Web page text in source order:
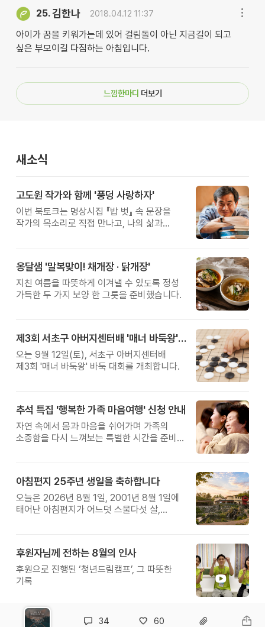
25.김한나 2018.04.12 11:37
아이가 꿈을 키워가는데 있어 걸림돌이 아닌 지금길이 되고
싶은 부모이길 다짐하는 아침입니다.
느낌한마디 더보기
새소식
고도원 작가와 함께 '풍덩 사랑하자'
이번 북토크는 명상시집 『밥 벗』 속 문장을
작가의 목소리로 직접 만나고, 나의 삶과
옹달샘 '말복맞이! 채개장 · 닭개장'
지친 여름을 따뜻하게 이겨낼 수 있도록 정성
가득한 두 가지 보양 한 그릇을 준비했습니다.
제3회 서초구 아버지센터배 '매너 바둑왕' 대회
오는 9월 12일(토), 서초구 아버지센터배
제3회 '매너 바둑왕' 바둑 대회를 개최합니다.
추석 특집 '행복한 가족 마음여행' 신청 안내
자연 속에서 몸과 마음을 쉬어가며 가족의
소중함을 다시 느껴보는 특별한 시간을 준비해
아침편지 25주년 생일을 축하합니다
오늘은 2026년 8월 1일, 2001년 8월 1일에
태어난 아침편지가 어느덧 스물다섯 살,
후원자님께 전하는 8월의 인사
후원으로 진행된 ‘청년드림캠프’, 그 따뜻한
기록
34 60